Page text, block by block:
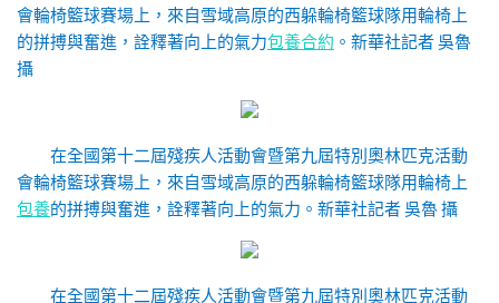
會輪椅籃球賽場上，來自雪域高原的西躲輪椅籃球隊用輪椅上
的拼搏與奮進，詮釋著向上的氣力包養合約 。 新華社記者 吳魯
攝
在全國第十二屆殘疾人活動會暨第九屆特別奧林匹克活動
會輪椅籃球賽場上，來自雪域高原的西躲輪椅籃球隊用輪椅上
包養的拼搏與奮進，詮釋著向上的氣力。 新華社記者 吳魯 攝
在全國第十二屆殘疾人活動會暨第九屆特別奧林匹克活動